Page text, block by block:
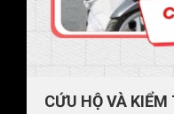
CỨU HỘ VÀ KIỂM